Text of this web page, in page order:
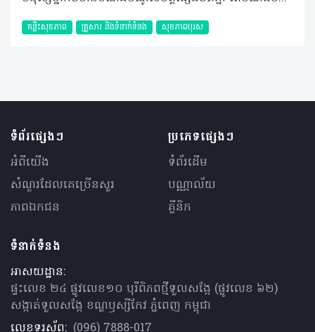
គន្លឹះសុខភាព គ្រួសារ​ និងទំនាក់ទំនង សុខភាពបុរស
ទំព័រផ្សេងៗ
អំពីយើង
សំណួរ​ដែលគេ​ច្រើន​សួរ
ភាពឯកជន
ប្រភេទផ្សេងៗ
ទំព័រដើម
បណ្ណាល័យ
គ្លីនិក
ទំនាក់ទំនង
អាសយដ្ឋាន:
ផ្ទះលេខ ២៤ ផ្លូវលេខ១០ បុរីពិភពថ្មីទួលសង្កែ (ផ្លូវលេខ ៦២)
សង្កាត់ទួលសង្កែ ខណ្ឌឫស្សីកែវ ភ្នំពេញ កម្ពុជា